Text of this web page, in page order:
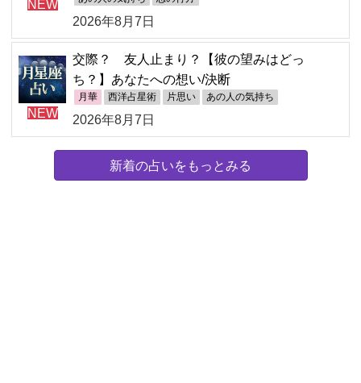
NEW
2026年8月7日
NEW
交際？ 友人止まり？【彼の望みはどっ
ち？】あなたへの想い/決断
月華 西洋占星術 片思い あの人の気持ち
2026年8月7日
新着の占いをもっとみる